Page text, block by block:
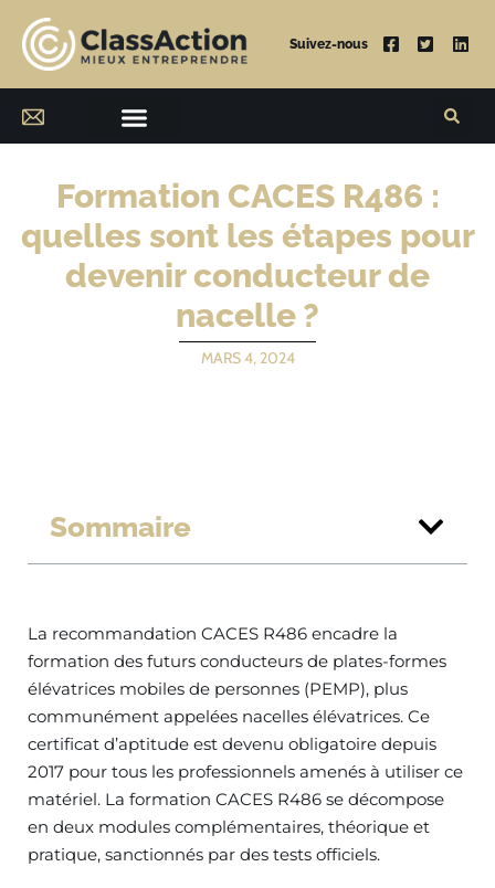
Suivez-nous
Formation CACES R486 :
quelles sont les étapes pour
devenir conducteur de
nacelle ?
MARS 4, 2024
Sommaire
La recommandation CACES R486 encadre la
formation des futurs conducteurs de plates-formes
élévatrices mobiles de personnes (PEMP), plus
communément appelées nacelles élévatrices. Ce
certificat d’aptitude est devenu obligatoire depuis
2017 pour tous les professionnels amenés à utiliser ce
matériel. La formation CACES R486 se décompose
en deux modules complémentaires, théorique et
pratique, sanctionnés par des tests officiels.